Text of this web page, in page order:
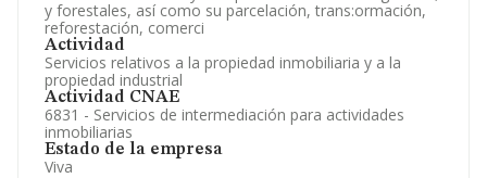
y forestales, así como su parcelación, trans:ormación,
reforestación, comerci
Actividad
Servicios relativos a la propiedad inmobiliaria y a la
propiedad industrial
Actividad CNAE
6831 - Servicios de intermediación para actividades
inmobiliarias
Estado de la empresa
Viva